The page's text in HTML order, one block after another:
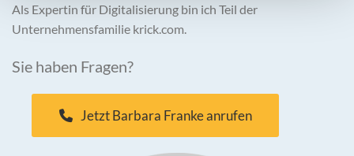
Als Expertin für Digitalisierung bin ich Teil der
Unternehmensfamilie krick.com.
Sie haben Fragen?
Jetzt Barbara Franke anrufen